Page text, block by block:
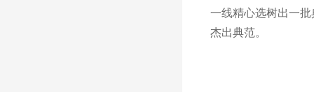
一线精心选树出一
杰出典范。